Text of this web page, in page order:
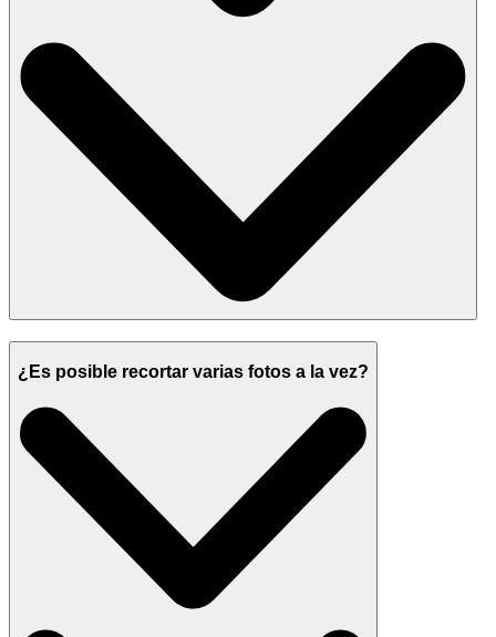
¿Es posible recortar varias fotos a la vez?